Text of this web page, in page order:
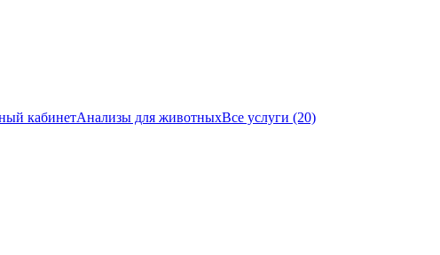
кабинетАнализы для животныхВсе услуги (20)